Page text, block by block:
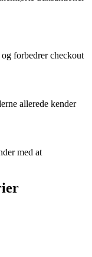
forbedrer checkout
allerede kender
med at